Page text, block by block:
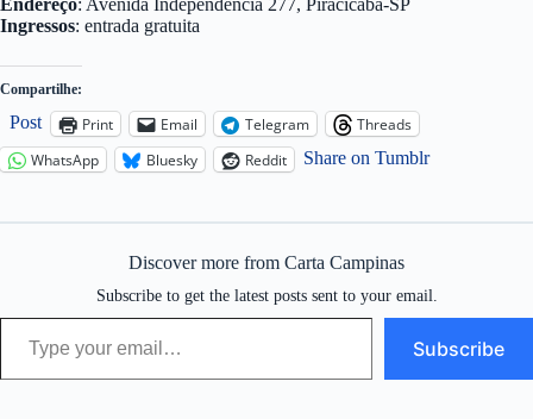
Endereço: Avenida Independência 277, Piracicaba-SP
Ingressos: entrada gratuita
Compartilhe:
Post Print Email Telegram
Threads
WhatsApp
Bluesky Reddit Share on Tumblr
Discover more from Carta Campinas
Subscribe to get the latest posts sent to your email.
Type your email…
Subscribe